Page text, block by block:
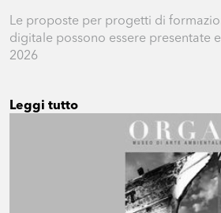
Le proposte per progetti di
digitale possono essere presentate
2026
Leggi tutto